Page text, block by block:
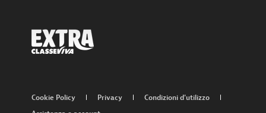
Cookie Policy Privacy Condizioni d'utilizzo